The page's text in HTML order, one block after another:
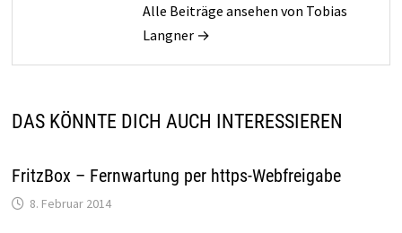
Alle Beiträge ansehen von Tobias
Langner →
DAS KÖNNTE DICH AUCH INTERESSIEREN
FritzBox – Fernwartung per https-Webfreigabe
8. Februar 2014